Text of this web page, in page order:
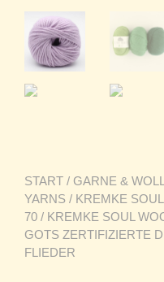
START / GARNE &
YARNS / KREMKE
70 / KREMKE SOUL
GOTS ZERTIFIZIERTE
FLIEDER